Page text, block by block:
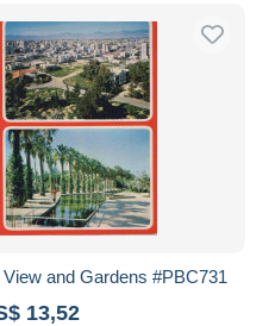
and Gardens #PBC731
13,52